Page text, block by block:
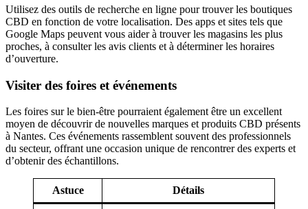
Utilisez des outils de recherche en ligne pour trouver les boutiques
CBD en fonction de votre localisation. Des apps et sites tels que
Google Maps peuvent vous aider à trouver les magasins les plus
proches, à consulter les avis clients et à déterminer les horaires
d’ouverture.
Visiter des foires et événements
Les foires sur le bien-être pourraient également être un excellent
moyen de découvrir de nouvelles marques et produits CBD présents
à Nantes. Ces événements rassemblent souvent des professionnels
du secteur, offrant une occasion unique de rencontrer des experts et
d’obtenir des échantillons.
Astuce Détails